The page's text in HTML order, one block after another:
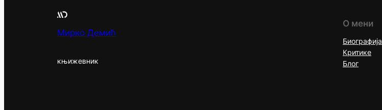
Мирко Демић
књижевник
О мени
Биографија
Критике
Блог